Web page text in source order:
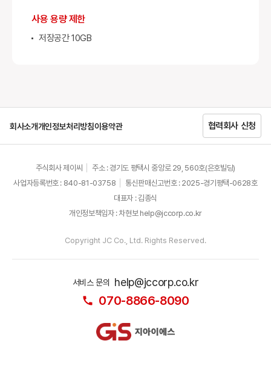
사용 용량 제한
저장공간 10GB
회사소개개인정보처리방침이용약관 협력회사 신청
주식회사 제이씨
주소 : 경기도 평택시 중앙로 29, 560호(은호빌딩)
사업자등록번호 : 840-81-03758
통신판매신고번호 : 2025-경기평택-0628호
대표자 : 김종식
개인정보책임자 : 차현보 help@jccorp.co.kr
Copyright JC Co., Ltd. Rights Reserved.
서비스 문의 help@jccorp.co.kr
070-8866-8090